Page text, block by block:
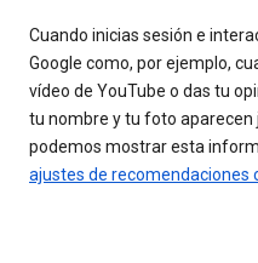
Cuando inicias sesión e
Google como, por ejemplo,
vídeo de YouTube o das tu
tu nombre y tu foto aparecen
podemos mostrar esta
ajustes de recomendaciones